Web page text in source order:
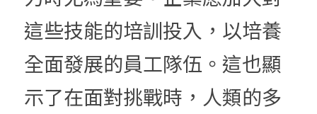
這些技能的培訓投入，以培養
全面發展的員工隊伍。這也顯
示了在面對挑戰時，人類的多